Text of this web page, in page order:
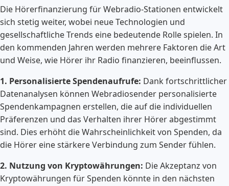
Die Hörerfinanzierung für Webradio-Stationen entwickelt
sich stetig weiter, wobei neue Technologien und
gesellschaftliche Trends eine bedeutende Rolle spielen. In
den kommenden Jahren werden mehrere Faktoren die Art
und Weise, wie Hörer ihr Radio finanzieren, beeinflussen.
1. Personalisierte Spendenaufrufe: Dank fortschrittlicher
Datenanalysen können Webradiosender personalisierte
Spendenkampagnen erstellen, die auf die individuellen
Präferenzen und das Verhalten ihrer Hörer abgestimmt
sind. Dies erhöht die Wahrscheinlichkeit von Spenden, da
die Hörer eine stärkere Verbindung zum Sender fühlen.
2. Nutzung von Kryptowährungen: Die Akzeptanz von
Kryptowährungen für Spenden könnte in den nächsten